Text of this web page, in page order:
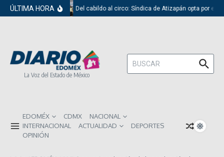
Saltar al contenido
ÚLTIMA HORA Del cabildo al circo: Síndica de Atizapán opta por el
La Voz del Estado de México
Buscar:
EDOMÉX CDMX
NACIONAL
INTERNACIONAL
ACTUALIDAD
DEPORTES
OPINIÓN